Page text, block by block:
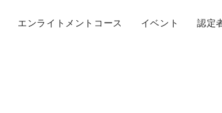
エンライトメントコース イベント 認定